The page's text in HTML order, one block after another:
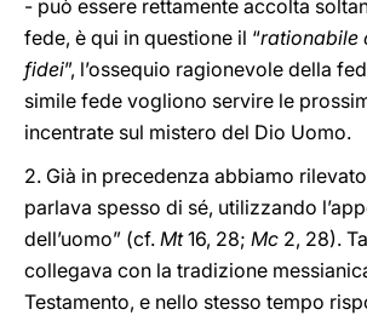
- può essere rettamente accolta
fede, è qui in questione il “rationabile
fidei”, l’ossequio ragionevole della
simile fede vogliono servire le
incentrate sul mistero del Dio Uomo.
2. Già in precedenza abbiamo
parlava spesso di sé, utilizzando
dell’uomo” (cf. Mt16, 28; Mc 2, 28).
collegava con la tradizione
Testamento, e nello stesso tempo